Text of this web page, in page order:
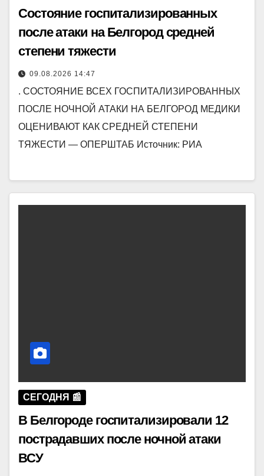
Состояние госпитализированных
после атаки на Белгород средней
степени тяжести
09.08.2026 14:47
. СОСТОЯНИЕ ВСЕХ ГОСПИТАЛИЗИРОВАННЫХ
ПОСЛЕ НОЧНОЙ АТАКИ НА БЕЛГОРОД МЕДИКИ
ОЦЕНИВАЮТ КАК СРЕДНЕЙ СТЕПЕНИ
ТЯЖЕСТИ — ОПЕРШТАБ Источник: РИА
СЕГОДНЯ 📰
В Белгороде госпитализировали 12
пострадавших после ночной атаки
ВСУ